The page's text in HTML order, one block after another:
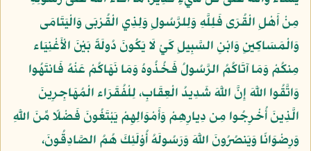
مِنْ أَهْلِ الْقُرَى فَلِلَّهِ وَلِلرَّسُولِ وَلِذِي الْقُرْبَى وَالْيَتَامَى
وَالْمَسَاكِينِ وَابْنِ السَّبِيلِ كَيْ لَا يَكُونَ دُولَةً بَيْنَ الْأَغْنِيَاء
مِنكُمْ وَمَا آتَاكُمُ الرَّسُولُ فَخُذُوهُ وَمَا نَهَاكُمْ عَنْهُ فَانتَهُوا
وَاتَّقُوا اللَّهَ إِنَّ اللَّهَ شَدِيدُ الْعِقَابِ، لِلْفُقَرَاء الْمُهَاجِرِينَ
الَّذِينَ أُخْرِجُوا مِن دِيارِهِمْ وَأَمْوَالِهِمْ يَبْتَغُونَ فَضْلًا مِّنَ اللَّهِ
وَرِضْوَانًا وَيَنصُرُونَ اللَّهَ وَرَسُولَهُ أُوْلَئِكَ هُمُ الصَّادِقُونَ،